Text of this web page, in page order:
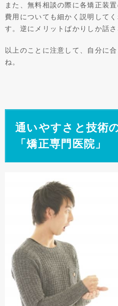
また、無料相談の際に各矯正装
費用についても細かく説明して
す。逆にメリットばかりしか話
以上のことに注意して、自分に
ね。
通いやすさと技術
「矯正専門医院」